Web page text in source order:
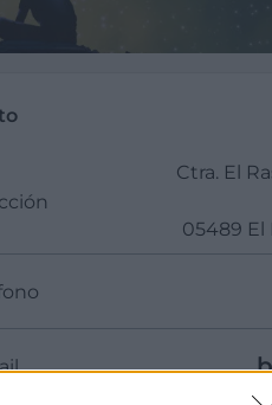
Ctra. El
05489 El